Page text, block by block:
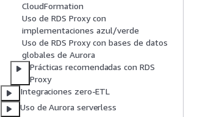
CloudFormation
Uso de RDS Proxy con
implementaciones azul/verde
Uso de RDS Proxy con bases de datos
globales de Aurora
Prácticas recomendadas con RDS
Proxy
Integraciones zero-ETL
Uso de Aurora serverless